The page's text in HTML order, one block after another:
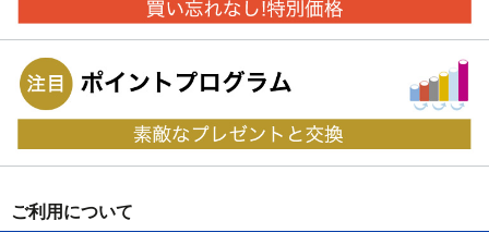
ご利用について